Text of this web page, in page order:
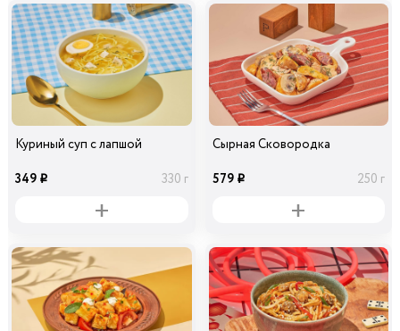
Куриный суп с лапшой
349 i 330 г
Сырная Сковородка
579 i 250 г